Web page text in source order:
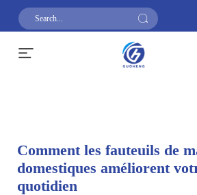
Comment les fauteuils de
domestiques améliorent
quotidien